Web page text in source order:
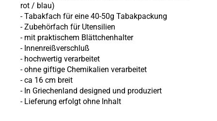
rot / blau)
- Tabakfach für eine 40-50g Tabakpackung
- Zubehörfach für Utensilien
- mit praktischem Blättchenhalter
- Innenreißverschluß
- hochwertig verarbeitet
- ohne giftige Chemikalien verarbeitet
- ca 16 cm breit
- In Griechenland designed und produziert
- Lieferung erfolgt ohne Inhalt